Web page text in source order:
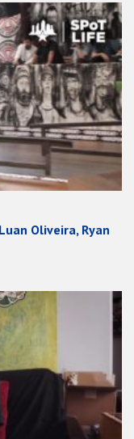
Oliveira, Ryan